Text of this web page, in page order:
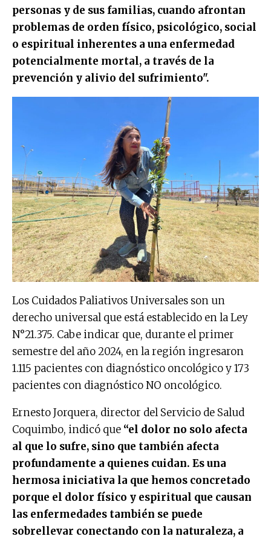
personas y de sus familias, cuando afrontan
problemas de orden físico, psicológico, social
o espiritual inherentes a una enfermedad
potencialmente mortal, a través de la
prevención y alivio del sufrimiento".
Los Cuidados Paliativos Universales son un
derecho universal que está establecido en la Ley
N°21.375. Cabe indicar que, durante el primer
semestre del año 2024, en la región ingresaron
1.115 pacientes con diagnóstico oncológico y 173
pacientes con diagnóstico NO oncológico.
Ernesto Jorquera, director del Servicio de Salud
Coquimbo, indicó que “el dolor no solo afecta
al que lo sufre, sino que también afecta
profundamente a quienes cuidan. Es una
hermosa iniciativa la que hemos concretado
porque el dolor físico y espiritual que causan
las enfermedades también se puede
sobrellevar conectando con la naturaleza, a